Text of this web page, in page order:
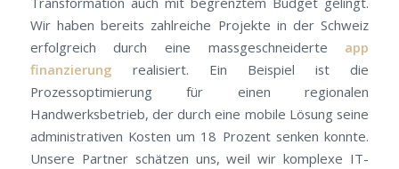
Wir haben bereits zahlreiche Projekte in der Schweiz
erfolgreich durch eine massgeschneiderte app
finanzierung realisiert. Ein Beispiel ist die
Prozessoptimierung für einen regionalen
Handwerksbetrieb, der durch eine mobile Lösung seine
administrativen Kosten um 18 Prozent senken konnte.
Unsere Partner schätzen uns, weil wir komplexe IT-